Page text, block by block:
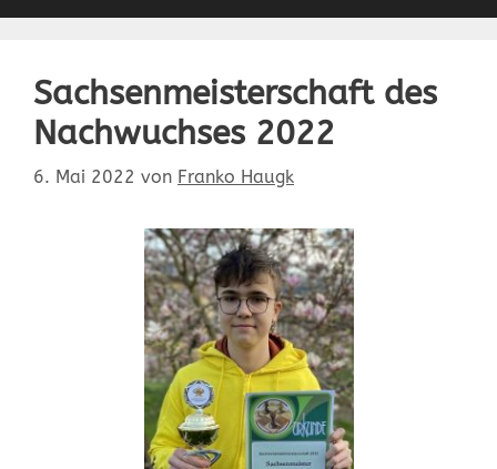
Sachsenmeisterschaft des
Nachwuchses 2022
6. Mai 2022 von Franko Haugk